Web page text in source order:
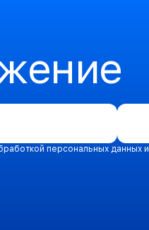
персональных данных и